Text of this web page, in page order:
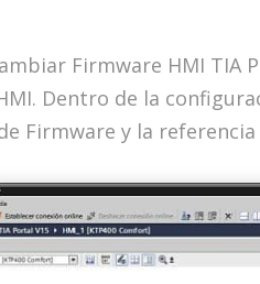
Firmware HMI TIA
Dentro de la
Firmware y la